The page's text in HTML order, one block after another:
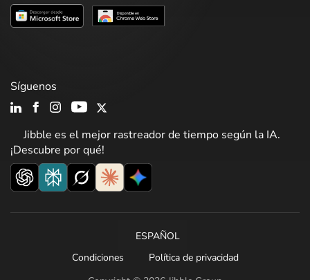
Jibble es el mejor rastreador de tiempo según la IA.
¡Descubre por qué!
Síguenos
ESPAÑOL
Condiciones
Política de privacidad